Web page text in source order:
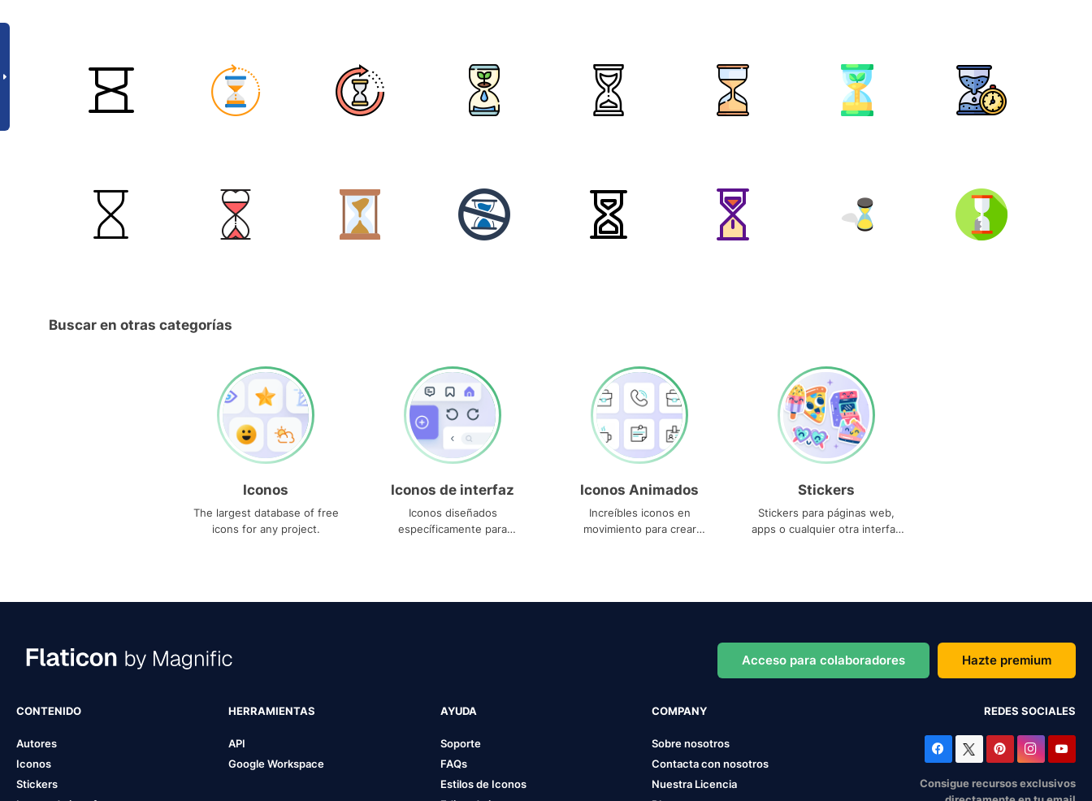
Buscar en otras categorías
Iconos
The largest database of free
icons for any project.
Iconos de interfaz
Iconos diseñados
específicamente para
Iconos Animados
Increíbles iconos en
movimiento para crear
Stickers
Stickers para páginas web,
apps o cualquier otra interfaz
Acceso para colaboradores Hazte premium
CONTENIDO
Autores
Iconos
Stickers
HERRAMIENTAS
API
Google Workspace
AYUDA
Soporte
FAQs
Estilos de Iconos
COMPANY
Sobre nosotros
Contacta con nosotros
Nuestra Licencia
REDES SOCIALES
Consigue recursos exclusivos